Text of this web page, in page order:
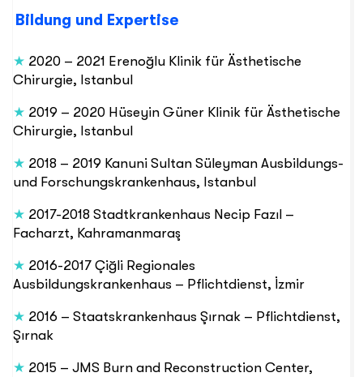
Bildung und Expertise
★ 2020 – 2021 Erenoğlu Klinik für Ästhetische
Chirurgie, Istanbul
★ 2019 – 2020 Hüseyin Güner Klinik für Ästhetische
Chirurgie, Istanbul
★ 2018 – 2019 Kanuni Sultan Süleyman Ausbildungs-
und Forschungskrankenhaus, Istanbul
★ 2017-2018 Stadtkrankenhaus Necip Fazıl –
Facharzt, Kahramanmaraş
★ 2016-2017 Çiğli Regionales
Ausbildungskrankenhaus – Pflichtdienst, İzmir
★ 2016 – Staatskrankenhaus Şırnak – Pflichtdienst,
Şırnak
★ 2015 – JMS Burn and Reconstruction Center,